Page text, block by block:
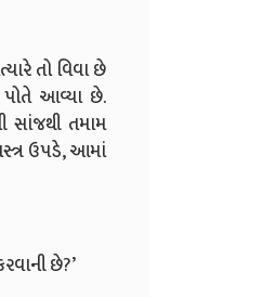
તો વિવા છે
આવ્યા છે.
સાંજથી તમામ
ઉપડે, આમાં
છે?’